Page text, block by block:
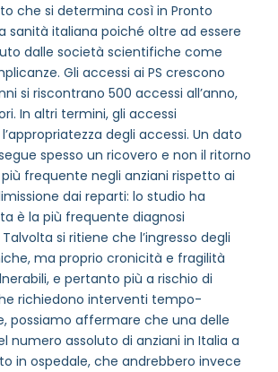
che si determina così in Pronto
sanità italiana poiché oltre ad essere
dalle società scientifiche come
Gli accessi ai PS crescono
si riscontrano 500 accessi all’anno,
In altri termini, gli accessi
degli accessi. Un dato
spesso un ricovero e non il ritorno
frequente negli anziani rispetto ai
dai reparti: lo studio ha
è la più frequente diagnosi
si ritiene che l’ingresso degli
ma proprio cronicità e fragilità
e pertanto più a rischio di
richiedono interventi tempo-
possiamo affermare che una delle
numero assoluto di anziani in Italia a
in ospedale, che andrebbero invece